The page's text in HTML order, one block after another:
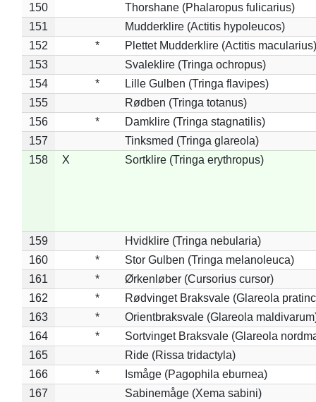
150
Thorshane (Phalaropus fulicarius)
151
Mudderklire (Actitis hypoleucos)
152
*
Plettet Mudderklire (Actitis macularius)
153
Svaleklire (Tringa ochropus)
154
*
Lille Gulben (Tringa flavipes)
155
Rødben (Tringa totanus)
156
*
Damklire (Tringa stagnatilis)
157
Tinksmed (Tringa glareola)
158
X Sortklire (Tringa erythropus)
159
Hvidklire (Tringa nebularia)
160
*
Stor Gulben (Tringa melanoleuca)
161
*
Ørkenløber (Cursorius cursor)
162
*
Rødvinget Braksvale (Glareola
163
*
Orientbraksvale (Glareola
164
*
Sortvinget Braksvale (Glareola
165
Ride (Rissa tridactyla)
166
*
Ismåge (Pagophila eburnea)
167
Sabinemåge (Xema sabini)